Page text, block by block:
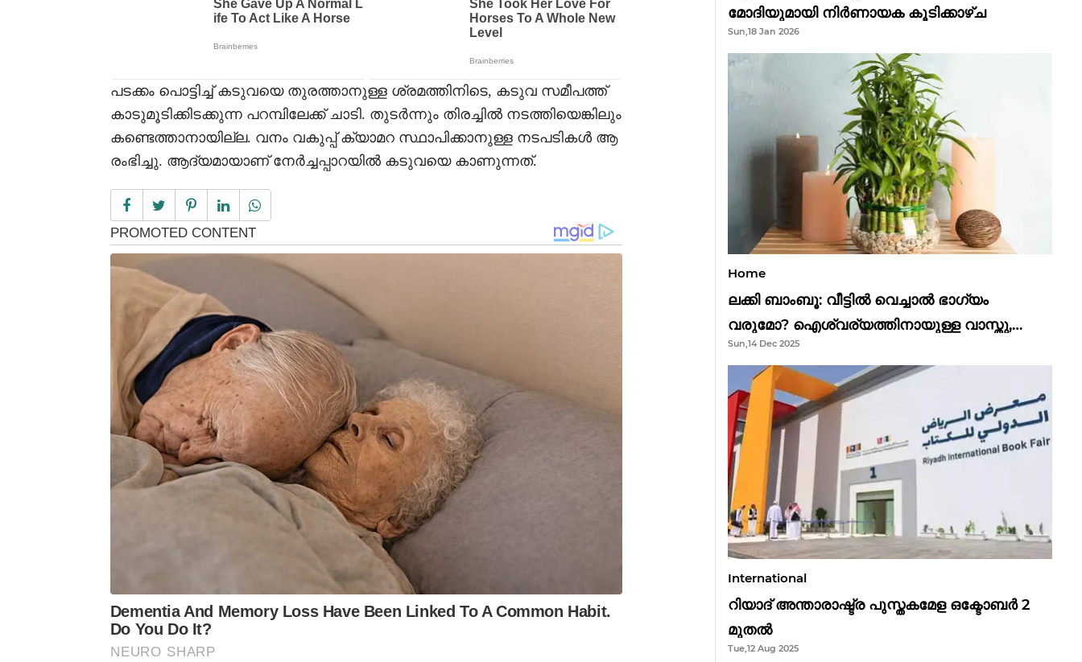
പടക്കം പൊട്ടിച്ച് കടുവയെ തുരത്താനുള്ള ശ്രമത്തിനിടെ, കടുവ സമീപത്ത്
കാടുമൂടിക്കിടക്കുന്ന പറമ്പിലേക്ക് ചാടി. തുടർന്നും തിരച്ചിൽ നടത്തിയെങ്കിലും
കണ്ടെത്താനായില്ല. വനം വകുപ്പ് ക്യാമറ സ്ഥാപിക്കാനുള്ള നടപടികൾ ആ
രംഭിച്ചു. ആദ്യമായാണ് നേർച്ചപ്പാറയിൽ കടുവയെ കാണുന്നത്.
മോദിയുമായി നിർണായക കൂടിക്കാഴ്ച
Sun,18 Jan 2026
Home
ലക്കി ബാംബൂ: വീട്ടിൽ വെച്ചാൽ ഭാഗ്യം
വരുമോ? ഐശ്വര്യത്തിനായുള്ള വാസ്തു,
ഫെങ് ഷൂയി വിശ്വാസങ്ങൾ
Sun,14 Dec 2025
International
റിയാദ് അന്താരാഷ്ട്ര പുസ്തകമേള ഒക്ടോബർ 2
മുതൽ
Tue,12 Aug 2025